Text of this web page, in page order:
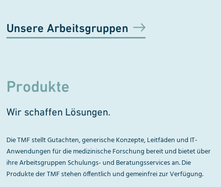
Unsere Arbeitsgruppen
Produkte
Wir schaffen Lösungen.
Die TMF stellt Gutachten, generische Konzepte, Leitfäden und IT-
Anwendungen für die medizinische Forschung bereit und bietet über
ihre Arbeitsgruppen Schulungs- und Beratungsservices an. Die
Produkte der TMF stehen öffentlich und gemeinfrei zur Verfügung.